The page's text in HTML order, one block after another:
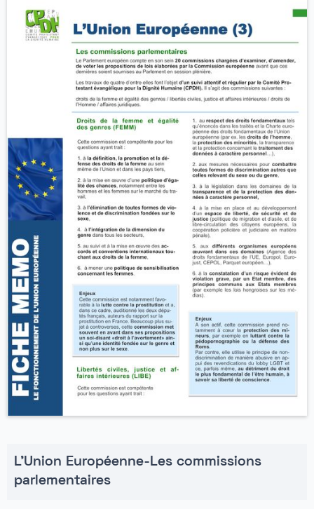
L'Union Européenne-Les commissions
parlementaires